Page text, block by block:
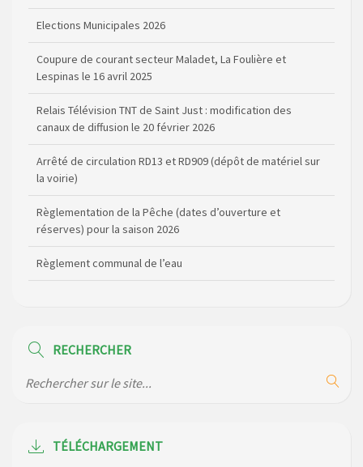
Elections Municipales 2026
Coupure de courant secteur Maladet, La Foulière et
Lespinas le 16 avril 2025
Relais Télévision TNT de Saint Just : modification des
canaux de diffusion le 20 février 2026
Arrêté de circulation RD13 et RD909 (dépôt de matériel sur
la voirie)
Règlementation de la Pêche (dates d’ouverture et
réserves) pour la saison 2026
Règlement communal de l’eau
de la gendarmerie
RECHERCHER
TÉLÉCHARGEMENT